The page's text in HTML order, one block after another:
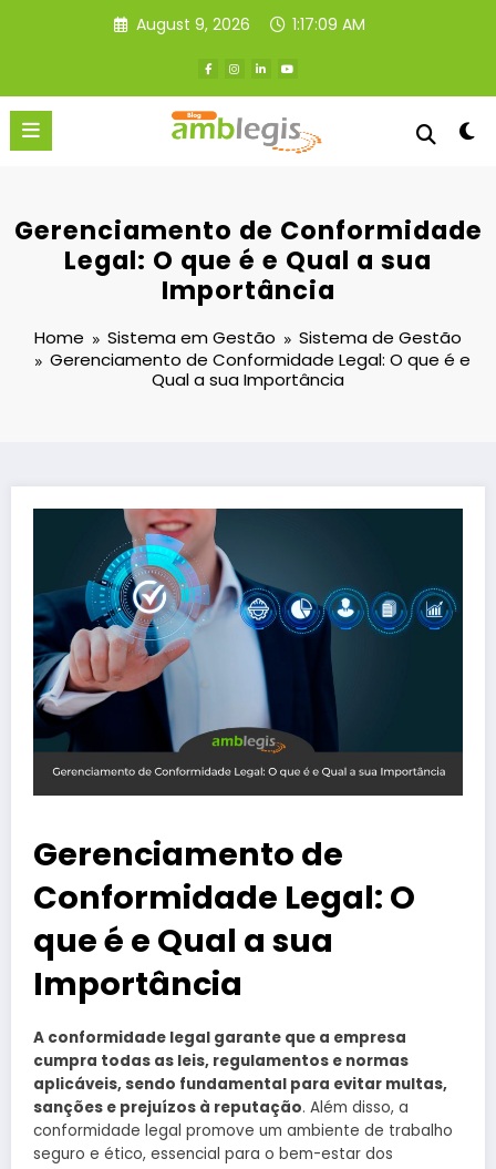
August 9, 2026 1:17:10 AM
Gerenciamento de Conformidade
Legal: O que é e Qual a sua
Importância
Home Sistema em Gestão
Sistema de Gestão
Gerenciamento de Conformidade Legal: O que é e
Qual a sua Importância
Gerenciamento de
Conformidade Legal: O
que é e Qual a sua
Importância
A conformidade legal garante que a empresa
cumpra todas as leis, regulamentos e normas
aplicáveis, sendo fundamental para evitar multas,
sanções e prejuízos à reputação. Além disso, a
conformidade legal promove um ambiente de trabalho
seguro e ético, essencial para o bem-estar dos